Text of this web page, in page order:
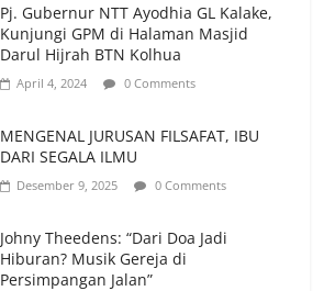
Pj. Gubernur NTT Ayodhia GL Kalake,
Kunjungi GPM di Halaman Masjid
Darul Hijrah BTN Kolhua
April 4, 2024 0 Comments
MENGENAL JURUSAN FILSAFAT, IBU
DARI SEGALA ILMU
Desember 9, 2025 0 Comments
Johny Theedens: “Dari Doa Jadi
Hiburan? Musik Gereja di
Persimpangan Jalan”